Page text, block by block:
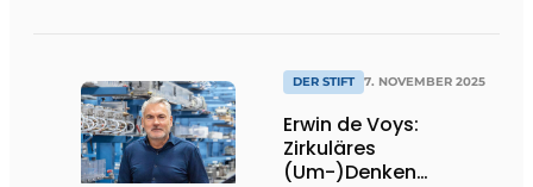
DER STIFT 7. NOVEMBER 2025
Erwin de Voys:
Zirkuläres
(Um-)Denken